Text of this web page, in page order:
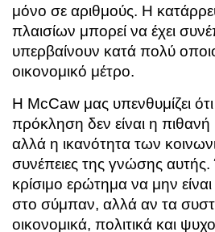
μόνο σε αριθμούς. Η
πλαισίων μπορεί να έχει
υπερβαίνουν κατά πολύ
οικονομικό μέτρο.
Η McCaw μας υπενθυμίζει
πρόκληση δεν είναι η
αλλά η ικανότητα των
συνέπειες της γνώσης αυτής.
κρίσιμο ερώτημα να μην
στο σύμπαν, αλλά αν τα
οικονομικά, πολιτικά και